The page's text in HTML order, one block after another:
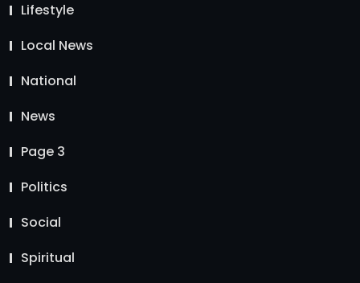
Lifestyle
Local News
National
News
Page 3
Politics
Social
Spiritual